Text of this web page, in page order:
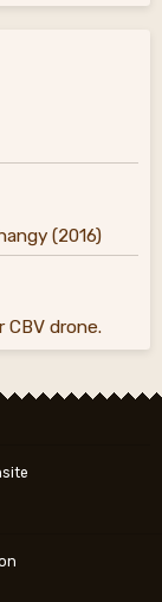
(2016)
CBV drone.